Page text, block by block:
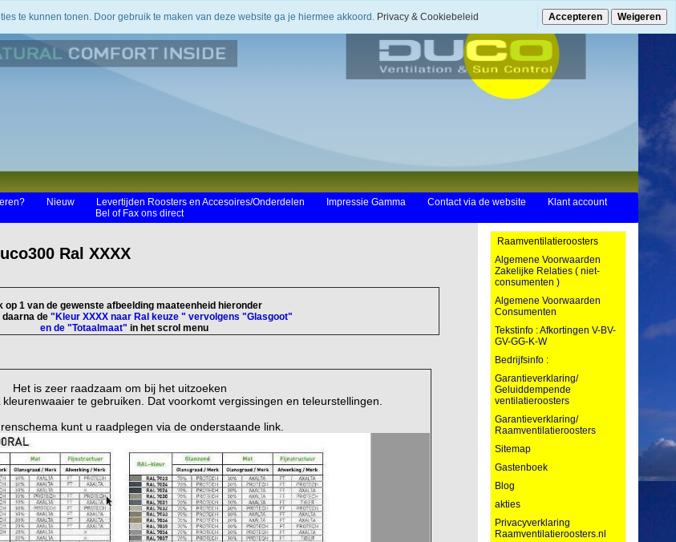
Nieuw Levertijden Roosters en Accesoires/Onderdelen Impressie Gamma Contact via de website
Klant account
Bel of Fax ons direct
Ral XXXX
op 1 van de gewenste afbeelding maateenheid hieronder
daarna de "Kleur XXXX naar Ral keuze " vervolgens "Glasgoot"
en de "Totaalmaat" in het scrol menu
Het is zeer raadzaam om bij het uitzoeken
te gebruiken. Dat voorkomt vergissingen en teleurstellingen.
kunt u raadplegen via de onderstaande link.
Raamventilatieroosters
Algemene Voorwaarden
Zakelijke Relaties ( niet-
consumenten )
Algemene Voorwaarden
Consumenten
Tekstinfo : Afkortingen V-BV-
GV-GG-K-W
Bedrijfsinfo :
Garantieverklaring/
Geluiddempende
ventilatieroosters
Garantieverklaring/
Raamventilatieroosters
Sitemap
Gastenboek
Blog
akties
Privacyverklaring
Raamventilatieroosters.nl
te kunnen tonen. Door gebruik te maken van deze website ga je hiermee akkoord. Privacy & Cookiebeleid Accepteren Weigeren